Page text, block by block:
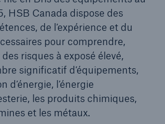
HSB Canada dispose des
de l’expérience et du
pour comprendre,
risques à exposé élevé,
significatif d’équipements,
d’énergie, l’énergie
les produits chimiques,
et les métaux.